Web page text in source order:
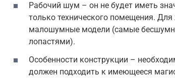
Рабочий шум – он не будет иметь
только технического помещения.
малошумные модели (самые
лопастями).
Особенности конструкции –
должен подходить к имеющееся